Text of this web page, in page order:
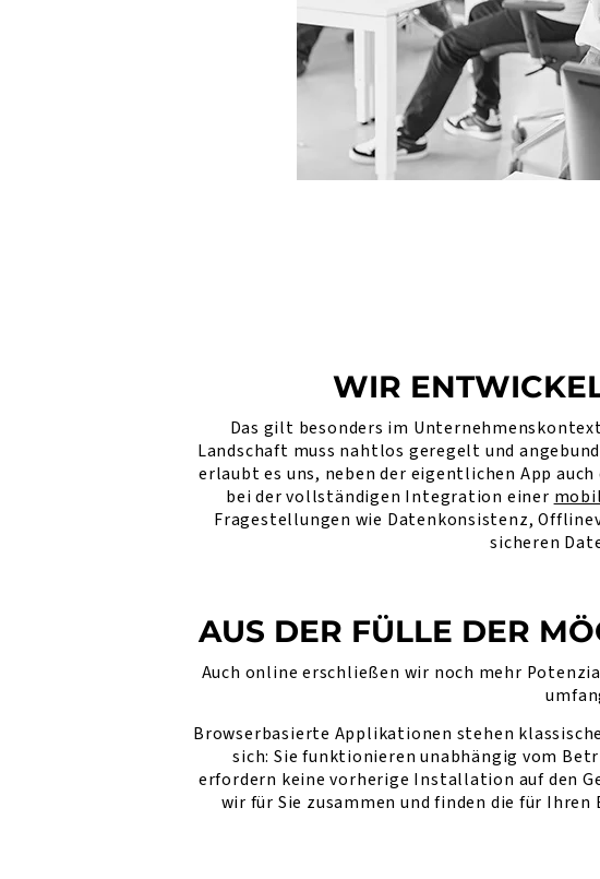
WIR
Das gilt besonders im
Landschaft muss nahtlos geregelt und
erlaubt es uns, neben der eigentlichen App
bei der vollständigen Integration einer
Fragestellungen wie Datenkonsistenz,
sicheren
AUS DER FÜLLE DER
Auch online erschließen wir noch mehr
Browserbasierte Applikationen stehen
sich: Sie funktionieren unabhängig vom
erfordern keine vorherige Installation auf den
wir für Sie zusammen und finden die für